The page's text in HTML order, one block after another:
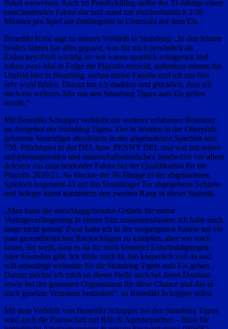
Pokel vorweisen. Auch im Penaltykilling stellte der 33-Jährige einen
entscheidenden Faktor dar und stand mit durchschnittlich 2:36
Minuten pro Spiel am drittlängsten in Unterzahl auf dem Eis.
Benedikt Kohl sagt zu seinem Verbleib in Straubing: „In den letzten
beiden Jahren hat alles gepasst, was für mich persönlich als
Eishockey-Profi wichtig ist: wir waren sportlich erfolgreich und
haben zwei Mal in Folge die Playoffs erreicht, außerdem stimmt das
Umfeld hier in Straubing, sodass meine Familie und ich uns hier
sehr wohl fühlen. Darum bin ich dankbar und glücklich, dass ich
noch ein weiteres Jahr mit den Straubing Tigers aufs Eis gehen
werde.“
Mit Benedikt Schopper verbleibt ein weiterer erfahrener Routinier
im Aufgebot der Straubing Tigers. Der in Weiden in der Oberpfalz
geborene Verteidiger absolvierte in der abgelaufenen Spielzeit sein
750. Pflichtspiel in der DEL bzw. PENNY DEL und war mit seiner
aufopferungsvollen und mannschaftsdienlichen Spielweise vor allem
defensiv ein entscheidender Faktor bei der Qualifikation für die
Playoffs 2020/21. So blockte der 36-Jährige in der abgelaufenen
Spielzeit insgesamt 43 auf das Straubinger Tor abgegebene Schüsse
und belegte damit teamintern den zweiten Rang in dieser Statistik.
„Man kann die ausschlaggebenden Gründe für meine
Vertragsverlängerung in einem Satz zusammenfassen: ich habe noch
lange nicht genug! Zwar hatte ich in der vergangenen Saison mit ein
paar gesundheitlichen Rückschlägen zu kämpfen, aber wer mich
kennt, der weiß, dass es da für mich keinerlei Entschuldigungen
oder Ausreden gibt. Ich fühle mich fit, bin körperlich voll da und
will unbedingt weiterhin für die Straubing Tigers aufs Eis gehen.
Darum möchte ich mich an dieser Stelle auch bei Jason Dunham
sowie bei der gesamten Organisation für diese Chance und das in
mich gesetzte Vertrauen bedanken“, so Benedikt Schopper selbst.
Mit dem Verbleib von Benedikt Schopper bei den Straubing Tigers
wird auch die Patenschaft mit Rüb & Agenturpartner – Büro für